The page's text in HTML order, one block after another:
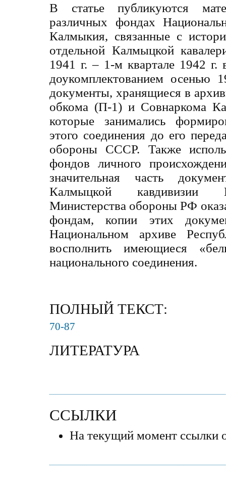
В статье публикуются
различных фондах
Калмыкия, связанные с
отдельной Калмыцкой
1941 г. – 1-м квартале 1942
доукомплектованием осенью
документы, хранящиеся в
обкома (П-1) и Совнаркома
которые занимались
этого соединения до его
обороны СССР. Также
фондов личного
значительная часть
Калмыцкой кавдивизии
Министерства обороны РФ
фондам, копии этих
Национальном архиве
восполнить имеющиеся
национального соединения.
ПОЛНЫЙ ТЕКСТ:
70-87
ЛИТЕРАТУРА
ССЫЛКИ
На текущий момент ссылки